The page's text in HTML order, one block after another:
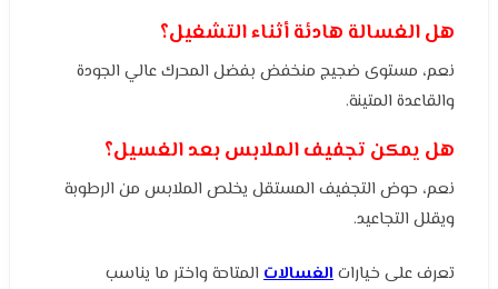
هل الغسالة هادئة أثناء التشغيل؟
نعم، مستوى ضجيج منخفض بفضل المحرك عالي الجودة
والقاعدة المتينة.
هل يمكن تجفيف الملابس بعد الغسيل؟
نعم، حوض التجفيف المستقل يخلص الملابس من الرطوبة
ويقلل التجاعيد.
تعرف على خياراتالغسالات المتاحة واختر ما يناسب